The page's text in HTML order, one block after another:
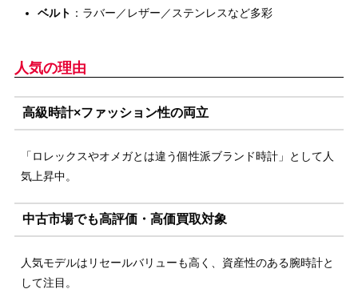
ベルト ：ラバー／レザー／ステンレスなど多彩
人気の理由
高級時計×ファッション性の両立
「ロレックスやオメガとは違う個性派ブランド時計」として人
気上昇中。
中古市場でも高評価・高価買取対象
人気モデルはリセールバリューも高く、資産性のある腕時計と
して注目。